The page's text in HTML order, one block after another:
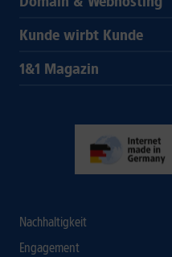
Kunde wirbt Kunde
1&1 Magazin
Nachhaltigkeit
Engagement